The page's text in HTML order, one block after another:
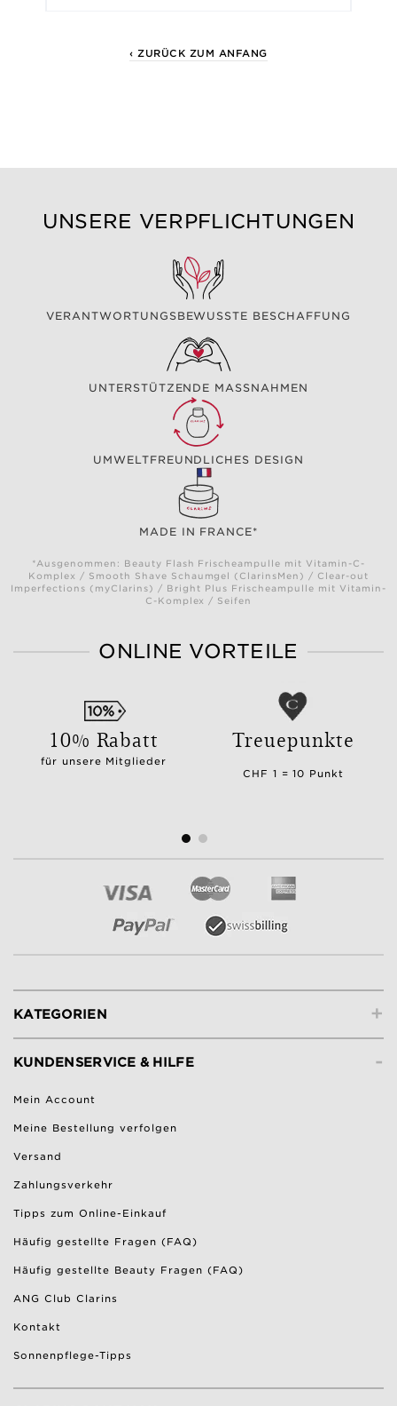
‹ ZURÜCK ZUM ANFANG
UNSERE VERPFLICHTUNGEN
VERANTWORTUNGSBEWUSSTE BESCHAFFUNG
UNTERSTÜTZENDE MASSNAHMEN
UMWELTFREUNDLICHES DESIGN
MADE IN FRANCE*
*Ausgenommen: Beauty Flash Frischeampulle mit Vitamin-C-
Komplex / Smooth Shave Schaumgel (ClarinsMen) / Clear-out
Imperfections (myClarins) / Bright Plus Frischeampulle mit Vitamin-
C-Komplex / Seifen
ONLINE VORTEILE
10% Rabatt
für unsere Mitglieder
Treuepunkte
CHF 1 = 10 Punkt
+
KATEGORIEN
-
KUNDENSERVICE & HILFE
Mein Account
Meine Bestellung verfolgen
Versand
Zahlungsverkehr
Tipps zum Online-Einkauf
Häufig gestellte Fragen (FAQ)
Häufig gestellte Beauty Fragen (FAQ)
ANG Club Clarins
Kontakt
Sonnenpflege-Tipps